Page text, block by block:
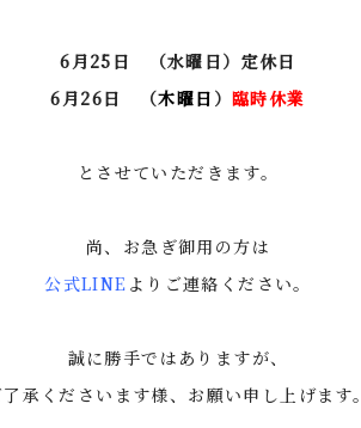
6 月25 日 （水曜日）定休日
6 月26日 （木曜日 ） 臨時休業
とさせていただきます。
尚、お急ぎ御用の方は
公式LINE よりご連絡ください。
誠に勝手ではありますが、
了承くださいます様、お願い申し上げます。